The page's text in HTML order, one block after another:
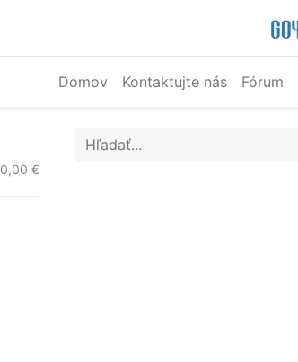
Domov Kontaktujte nás Fórum
0,00 €